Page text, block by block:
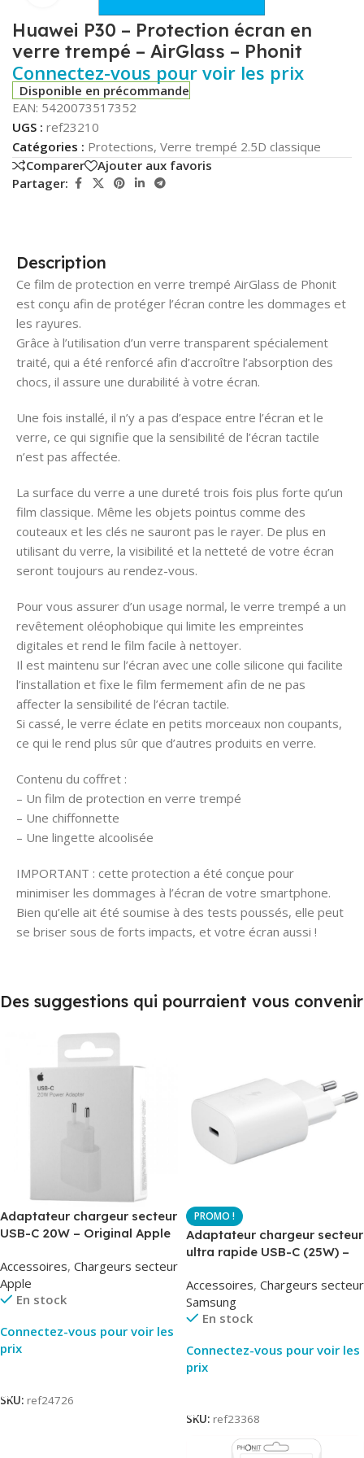
Huawei P30 – Protection écran en
verre trempé – AirGlass – Phonit
Connectez-vous pour voir les prix
Disponible en précommande
EAN: 5420073517352
UGS : ref23210
Catégories : Protections, Verre trempé 2.5D classique
Comparer
Ajouter aux favoris
Partager:
Description
Ce film de protection en verre trempé AirGlass de Phonit
est conçu afin de protéger l’écran contre les dommages et
les rayures.
Grâce à l’utilisation d’un verre transparent spécialement
traité, qui a été renforcé afin d’accroître l’absorption des
chocs, il assure une durabilité à votre écran.
Une fois installé, il n’y a pas d’espace entre l’écran et le
verre, ce qui signifie que la sensibilité de l’écran tactile
n’est pas affectée.
La surface du verre a une dureté trois fois plus forte qu’un
film classique. Même les objets pointus comme des
couteaux et les clés ne sauront pas le rayer. De plus en
utilisant du verre, la visibilité et la netteté de votre écran
seront toujours au rendez-vous.
Pour vous assurer d’un usage normal, le verre trempé a un
revêtement oléophobique qui limite les empreintes
digitales et rend le film facile à nettoyer.
Il est maintenu sur l’écran avec une colle silicone qui facilite
l’installation et fixe le film fermement afin de ne pas
affecter la sensibilité de l’écran tactile.
Si cassé, le verre éclate en petits morceaux non coupants,
ce qui le rend plus sûr que d’autres produits en verre.
Contenu du coffret :
– Un film de protection en verre trempé
– Une chiffonnette
– Une lingette alcoolisée
IMPORTANT : cette protection a été conçue pour
minimiser les dommages à l’écran de votre smartphone.
Bien qu’elle ait été soumise à des tests poussés, elle peut
se briser sous de forts impacts, et votre écran aussi !
Des suggestions qui pourraient vous convenir
Adaptateur chargeur secteur
USB-C 20W – Original Apple
Original
Accessoires, Chargeurs secteur
Apple
En stock
Connectez-vous pour voir les
prix
SKU: ref24726
Adaptateur chargeur secteur
ultra rapide USB-C (25W) –
EP-TA800
Accessoires, Chargeurs secteur
Samsung
En stock
Connectez-vous pour voir les
prix
SKU: ref23368